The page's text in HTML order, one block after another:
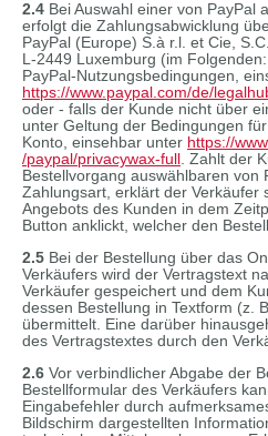
2.4 Bei Auswahl einer von PayPal
erfolgt die Zahlungsabwicklung
PayPal (Europe) S.à r.l. et Cie,
L-2449 Luxemburg (im
PayPal-Nutzungsbedingungen,
https://www.paypal.com/de/
oder - falls der Kunde nicht über
unter Geltung der Bedingungen
Konto, einsehbar unter https://
/paypal /privacywax-full . Zahlt der
Bestellvorgang auswählbaren von
Zahlungsart, erklärt der Verkäufer
Angebots des Kunden in dem
Button anklickt, welcher den
2.5 Bei der Bestellung über das
Verkäufers wird der Vertragstext
Verkäufer gespeichert und dem
dessen Bestellung in Textform (z.
übermittelt. Eine darüber
des Vertragstextes durch den
2.6 Vor verbindlicher Abgabe der
Bestellformular des Verkäufers
Eingabefehler durch
Bildschirm dargestellten